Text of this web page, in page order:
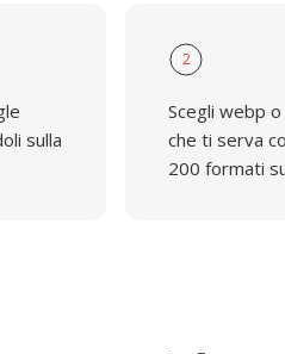
sulla
2
Scegli webp
che ti serva
200 formati